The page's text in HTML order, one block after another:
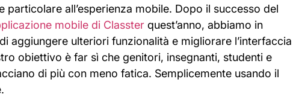
particolare all’esperienza mobile. Dopo il successo del
mobile di Classter quest’anno, abbiamo in
aggiungere ulteriori funzionalità e migliorare l’interfaccia
obiettivo è far sì che genitori, insegnanti, studenti e
di più con meno fatica. Semplicemente usando il